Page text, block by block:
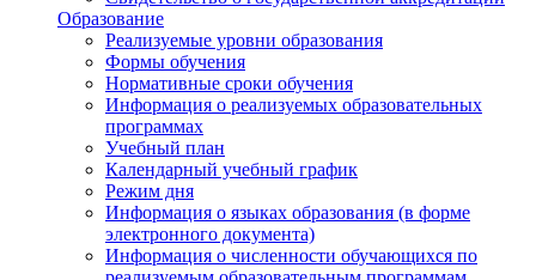
Образование
Реализуемые уровни образования
Формы обучения
Нормативные сроки обучения
Информация о реализуемых образовательных
программах
Учебный план
Календарный учебный график
Режим дня
Информация о языках образования (в форме
электронного документа)
Информация о численности обучающихся по